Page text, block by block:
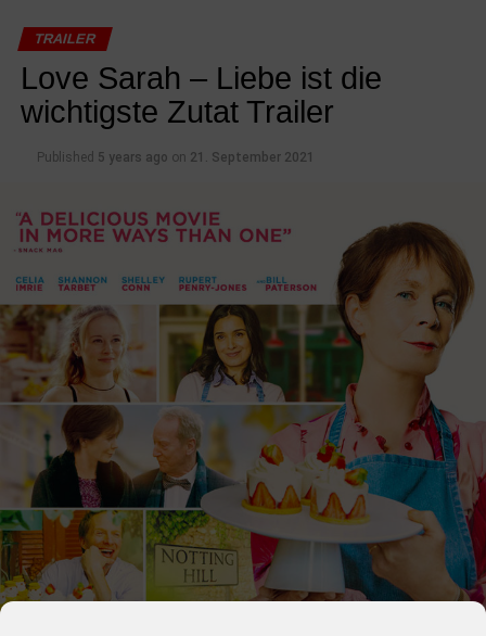
06.01.2022 The King’s Man: The Beginning
Action mit Ralph Fiennes, Gemma Arterton, Rhys Ifans
13.01.2022 Bis wir tot sind oder frei
Horror mit Courteney Cox, David Arquette, Neve
Campbell
13.01.2022 Spencer
Biographie mit Kristen Stewart, Timothy Spall, Sally
Hawkins
20.01.2022 An Impossible Project
Dokumentation mit Florian Kaps, Oskar Smolokowski,
Ilona Cerowska
20.01.2022 Charlatan
Drama mit Ivan Trojan, Joachim Paul Assböck, Josef
Trojan
20.01.2022 In Liebe lassen
TRAILER
Love Sarah – Liebe ist die
wichtigste Zutat Trailer
Published 5 years ago on 21. September 2021